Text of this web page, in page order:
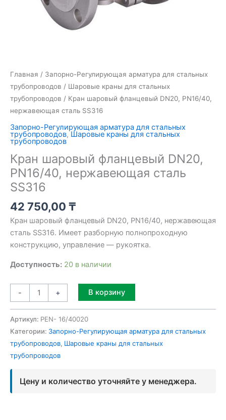
Главная / Запорно-Регулирующая арматура для стальных
трубопроводов / Шаровые краны для стальных
трубопроводов / Кран шаровый фланцевый DN20, PN16/40,
нержавеющая сталь SS316
Запорно-Регулирующая арматура для стальных
трубопроводов,Шаровые краны для стальных
трубопроводов
Кран шаровый фланцевый DN20,
PN16/40, нержавеющая сталь
SS316
42 750,00 ₸
Кран шаровый фланцевый DN20, PN16/40, нержавеющая
сталь SS316. Имеет разборную полнопроходную
конструкцию, управление — рукоятка.
Доступность: 20 в наличии
- + В корзину
Артикул: PEN- 16/40020
Категории: Запорно-Регулирующая арматура для стальных
трубопроводов, Шаровые краны для стальных
трубопроводов
Цену и количество уточняйте у менеджера.